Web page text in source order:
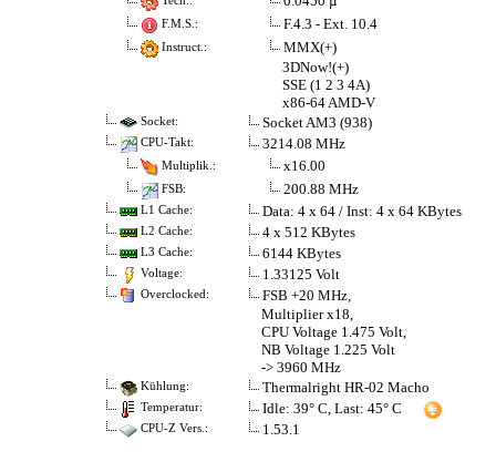
F.M.S.: F.4.3 - Ext. 10.4
Instruct.:
MMX(+)
3DNow!(+)
SSE (1 2 3 4A)
x86-64 AMD-V
Socket: Socket AM3 (938)
CPU-Takt: 3214.08 MHz
Multiplik.: x16.00
FSB: 200.88 MHz
L1 Cache: Data: 4 x 64 / Inst: 4 x 64 KBytes
L2 Cache: 4 x 512 KBytes
L3 Cache: 6144 KBytes
Voltage: 1.33125 Volt
Overclocked:
FSB +20 MHz,
Multiplier x18,
CPU Voltage 1.475 Volt,
NB Voltage 1.225 Volt
-> 3960 MHz
Kühlung: Thermalright HR-02 Macho
Temperatur: Idle: 39° C, Last: 45° C
CPU-Z Vers.: 1.53.1